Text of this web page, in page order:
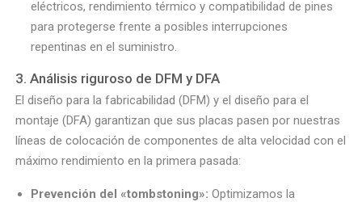
eléctricos, rendimiento térmico y compatibilidad de pines
para protegerse frente a posibles interrupciones
repentinas en el suministro.
3. Análisis riguroso de DFM y DFA
El diseño para la fabricabilidad (DFM) y el diseño para el
montaje (DFA) garantizan que sus placas pasen por nuestras
líneas de colocación de componentes de alta velocidad con el
máximo rendimiento en la primera pasada:
Prevención del «tombstoning»: Optimizamos la